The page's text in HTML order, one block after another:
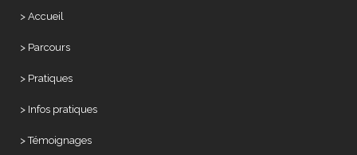
> Accueil
> Parcours
> Pratiques
> Infos pratiques
> Témoignages